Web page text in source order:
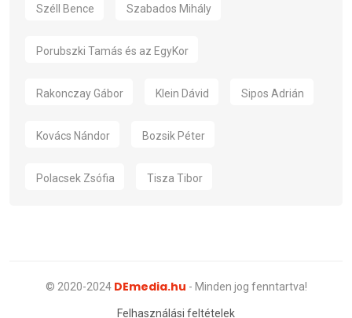
Széll Bence Szabados Mihály
Porubszki Tamás és az EgyKor
Rakonczay Gábor Klein Dávid Sipos Adrián
Kovács Nándor Bozsik Péter
Polacsek Zsófia Tisza Tibor
© 2020-2024 DEmedia.hu - Minden jog fenntartva!
Felhasználási feltételek